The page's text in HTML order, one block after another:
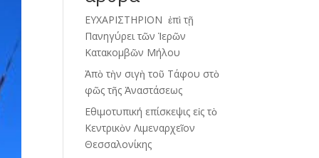
ΕΥΧΑΡΙΣΤΗΡΙΟΝ ἐπὶ τῇ
Πανηγύρει τῶν Ἱερῶν
Κατακομβῶν Μήλου
Ἀπὸ τὴν σιγὴ τοῦ Τάφου στὸ
φῶς τῆς Ἀναστάσεως
Εθιμοτυπική επίσκεψις εἰς τὸ
Κεντρικὸν Λιμεναρχεῖον
Θεσσαλονίκης